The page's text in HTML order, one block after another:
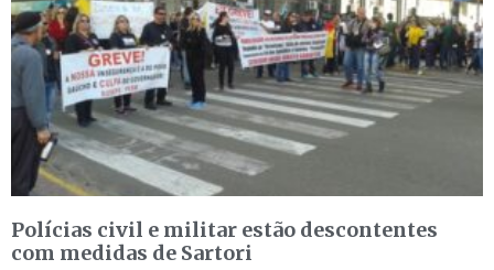
Polícias civil e militar estão descontentes
com medidas de Sartori